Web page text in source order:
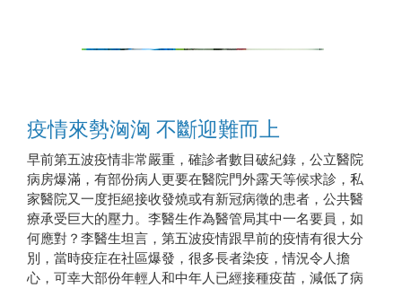
疫情來勢洶洶 不斷迎難而上
早前第五波疫情非常嚴重，確診者數目破紀錄，公立醫院
病房爆滿，有部份病人更要在醫院門外露天等候求診，私
家醫院又一度拒絕接收發燒或有新冠病徵的患者，公共醫
療承受巨大的壓力。李醫生作為醫管局其中一名要員，如
何應對？李醫生坦言，第五波疫情跟早前的疫情有很大分
別，當時疫症在社區爆發，很多長者染疫，情況令人擔
心，可幸大部份年輕人和中年人已經接種疫苗，減低了病